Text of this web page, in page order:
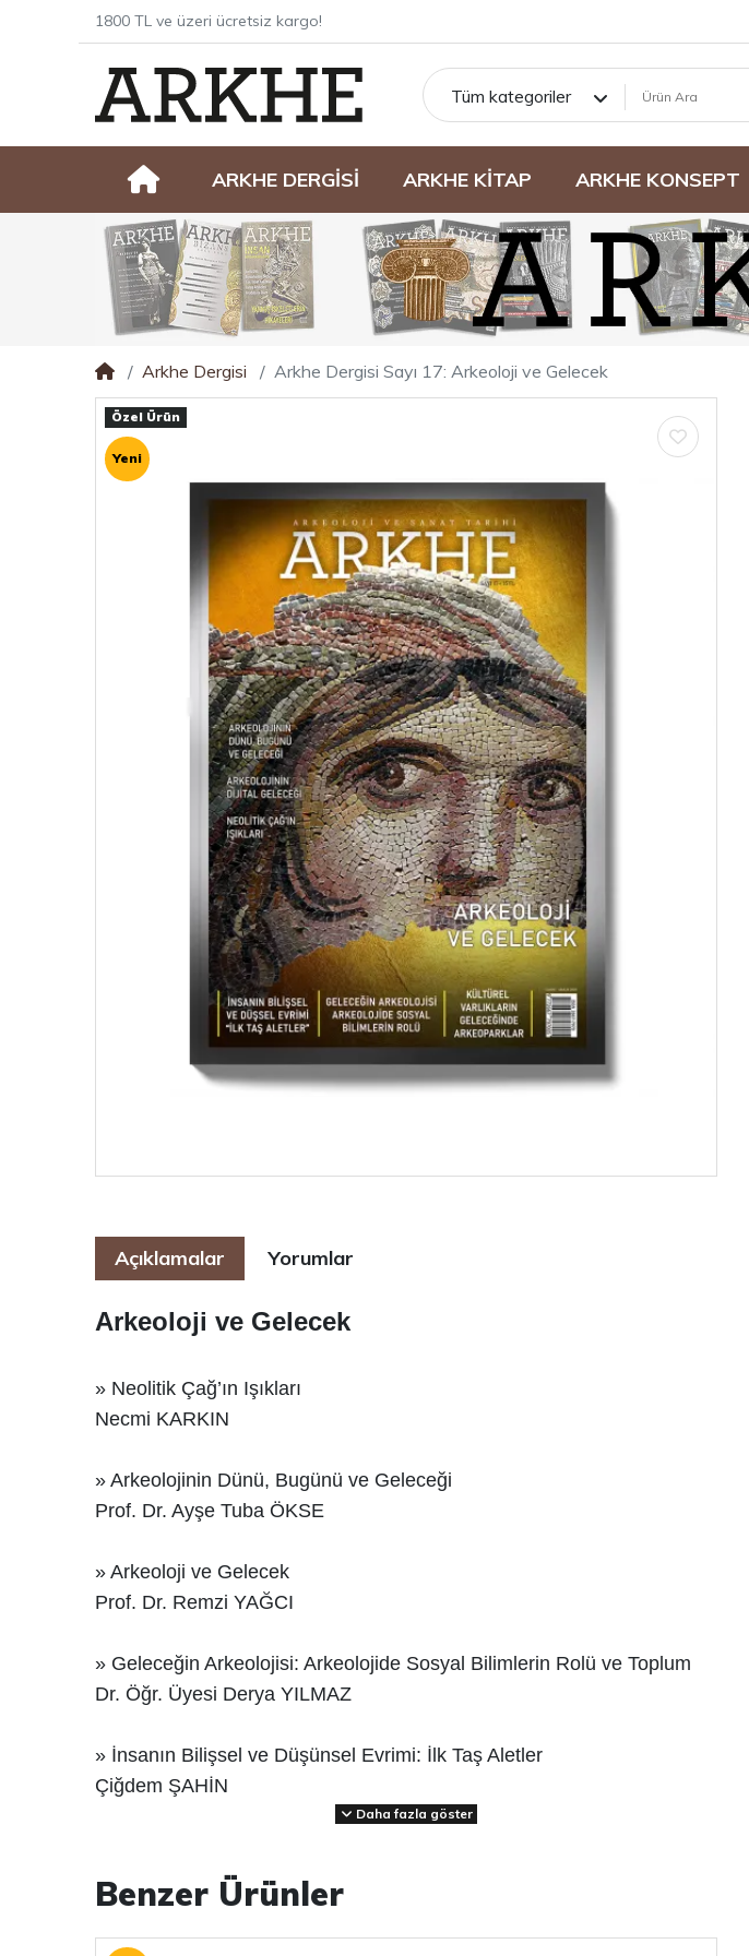
1800 TL ve üzeri ücretsiz kargo!
Tüm kategoriler
ARKHE DERGİSİ ARKHE KİTAP ARKHE KONSEPT
Arkhe Dergisi Arkhe Dergisi Sayı 17: Arkeoloji ve Gelecek
Özel Ürün
Yeni
Açıklamalar Yorumlar
Arkeoloji ve Gelecek
» Neolitik Çağ’ın Işıkları
Necmi KARKIN
» Arkeolojinin Dünü, Bugünü ve Geleceği
Prof. Dr. Ayşe Tuba ÖKSE
» Arkeoloji ve Gelecek
Prof. Dr. Remzi YAĞCI
» Geleceğin Arkeolojisi: Arkeolojide Sosyal Bilimlerin Rolü ve Toplum
Dr. Öğr. Üyesi Derya YILMAZ
» İnsanın Bilişsel ve Düşünsel Evrimi: İlk Taş Aletler
Çiğdem ŞAHİN
Geçmiş, Şimdi ve Gelecek İlişkisi
Doç. Dr. Atilla BATMAZ
Daha fazla göster
Benzer Ürünler